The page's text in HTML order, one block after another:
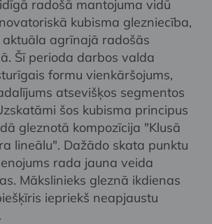
radošā mantojuma vidū
kubisma glezniecība,
aktuāla agrīnajā radošās
Šī perioda darbos valda
formu vienkāršojums,
atsevišķos segmentos
šos kubisma principus
gleznotā kompozīcija "Klusā
lineālu". Dažādo skata punktu
rada jauna veida
Mākslinieks gleznā ikdienas
iepriekš neapjaustu